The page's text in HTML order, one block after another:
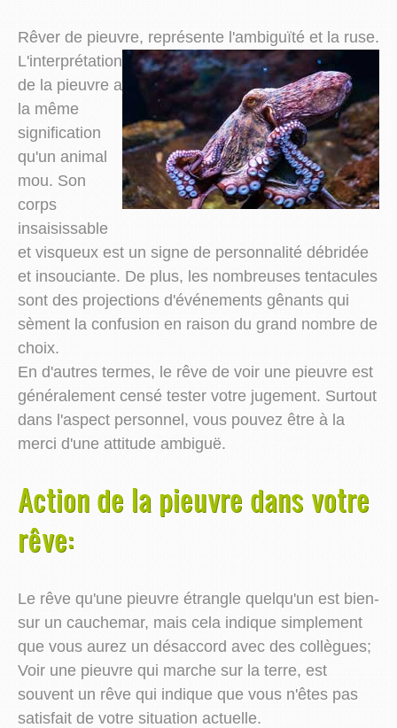
Rêver de pieuvre, représente l'ambiguïté et la ruse.
L'interprétation
de la pieuvre a
la même
signification
qu'un animal
mou. Son
corps
insaisissable
et visqueux est un signe de personnalité débridée
et insouciante. De plus, les nombreuses tentacules
sont des projections d'événements gênants qui
sèment la confusion en raison du grand nombre de
choix.
En d'autres termes, le rêve de voir une pieuvre est
généralement censé tester votre jugement. Surtout
dans l'aspect personnel, vous pouvez être à la
merci d'une attitude ambiguë.
Action de la pieuvre dans votre
rêve:
Le rêve qu'une pieuvre étrangle quelqu'un est bien-
sur un cauchemar, mais cela indique simplement
que vous aurez un désaccord avec des collègues;
Voir une pieuvre qui marche sur la terre, est
souvent un rêve qui indique que vous n'êtes pas
satisfait de votre situation actuelle.